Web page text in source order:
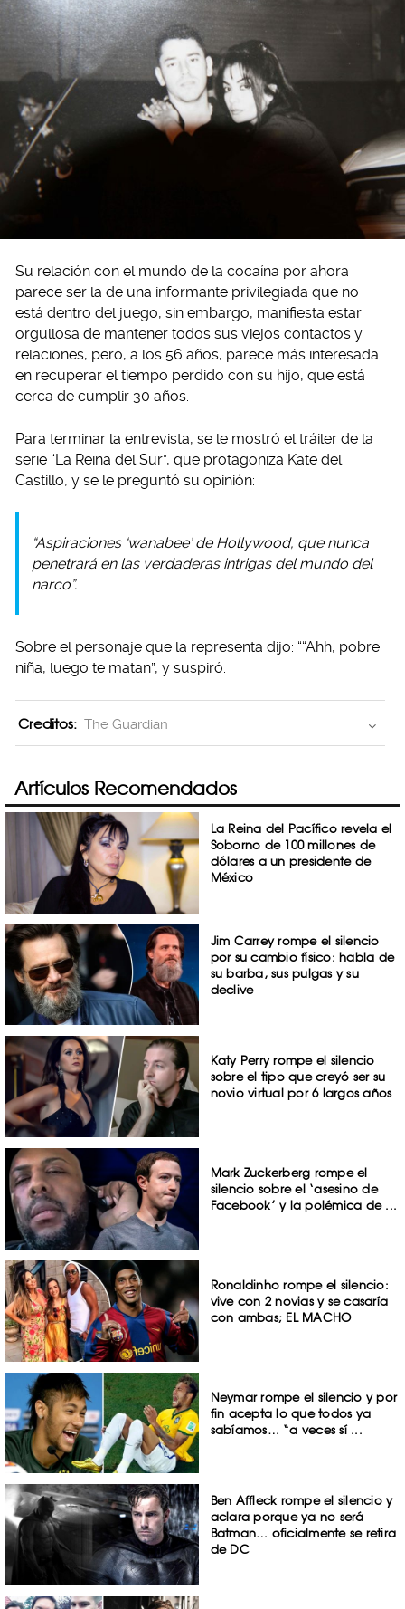
Su relación con el mundo de la cocaína por ahora
parece ser la de una informante privilegiada que no
está dentro del juego, sin embargo, manifiesta estar
orgullosa de mantener todos sus viejos contactos y
relaciones, pero, a los 56 años, parece más interesada
en recuperar el tiempo perdido con su hijo, que está
cerca de cumplir 30 años.
Para terminar la entrevista, se le mostró el tráiler de la
serie “La Reina del Sur”, que protagoniza Kate del
Castillo, y se le preguntó su opinión:
“Aspiraciones ‘wanabee’ de Hollywood, que nunca
penetrará en las verdaderas intrigas del mundo del
narco”.
Sobre el personaje que la representa dijo: ““Ahh, pobre
niña, luego te matan”, y suspiró.
Creditos: The Guardian
Artículos Recomendados
La Reina del Pacífico revela el
Soborno de 100 millones de
dólares a un presidente de
México
Jim Carrey rompe el silencio
por su cambio físico: habla de
su barba, sus pulgas y su
declive
Katy Perry rompe el silencio
sobre el tipo que creyó ser su
novio virtual por 6 largos años
Mark Zuckerberg rompe el
silencio sobre el ‘asesino de
Facebook’ y la polémica de ...
Ronaldinho rompe el silencio:
vive con 2 novias y se casaría
con ambas; EL MACHO
Neymar rompe el silencio y por
fin acepta lo que todos ya
sabíamos… “a veces sí ...
Ben Affleck rompe el silencio y
aclara porque ya no será
Batman… oficialmente se retira
de DC